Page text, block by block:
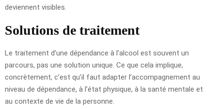
deviennent visibles.
Solutions de traitement
Le traitement d’une dépendance à l’alcool est souvent un
parcours, pas une solution unique. Ce que cela implique,
concrètement, c’est qu’il faut adapter l’accompagnement au
niveau de dépendance, à l’état physique, à la santé mentale et
au contexte de vie de la personne.